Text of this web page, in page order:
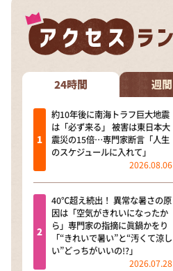
ザキ山小屋本館
ぺこぱのまるスポ
アナ回覧板
24時間 週間
約10年後に南海トラフ巨大地震
は「必ず来る」 被害は東日本大
震災の15倍…専門家断言「人生
のスケジュールに入れて」
2026.08.06
40℃超え続出！ 異常な暑さの原
因は「空気がきれいになったか
ら」専門家の指摘に眞鍋かをり
「“きれいで暑い”と“汚くて涼し
い”どっちがいいの!?」
2026.07.28